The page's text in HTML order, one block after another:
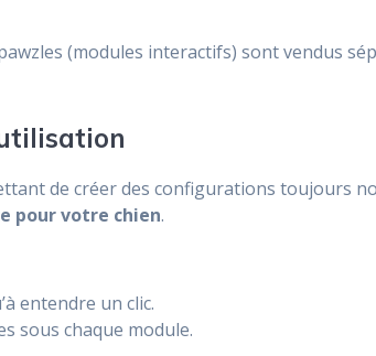
(modules interactifs) sont vendus
de créer des configurations toujours
pour votre chien.
entendre un clic.
sous chaque module.